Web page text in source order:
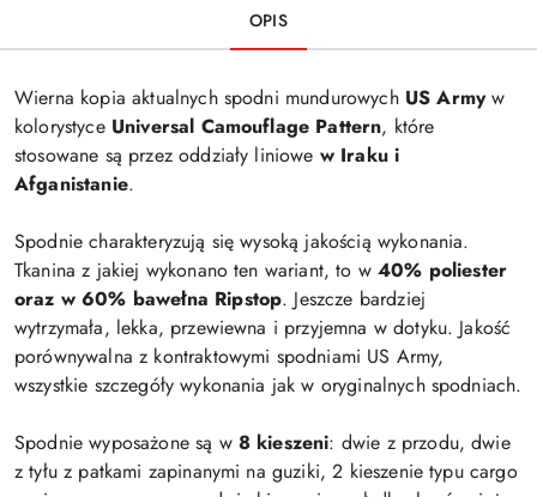
OPIS
Wierna kopia aktualnych spodni mundurowych US Armyw
kolorystyce Universal Camouflage Pattern, które
stosowane są przez oddziały liniowe w Iraku i
Afganistanie.
Spodnie charakteryzują się wysoką jakością wykonania.
Tkanina z jakiej wykonano ten wariant, to w40% poliester
oraz w 60% bawełna Ripstop. Jeszcze bardziej
wytrzymała, lekka, przewiewna i przyjemna w dotyku. Jakość
porównywalna z kontraktowymi spodniami US Army,
wszystkie szczegóły wykonania jak w oryginalnych spodniach.
Spodnie wyposażone są w 8 kieszeni: dwie z przodu, dwie
z tyłu z patkami zapinanymi na guziki, 2 kieszenie typu cargo